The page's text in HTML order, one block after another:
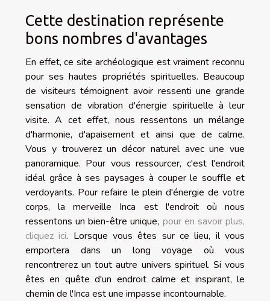
Cette destination représente
bons nombres d'avantages
En effet, ce site archéologique est vraiment reconnu
pour ses hautes propriétés spirituelles. Beaucoup
de visiteurs témoignent avoir ressenti une grande
sensation de vibration d'énergie spirituelle à leur
visite. A cet effet, nous ressentons un mélange
d'harmonie, d'apaisement et ainsi que de calme.
Vous y trouverez un décor naturel avec une vue
panoramique. Pour vous ressourcer, c'est l'endroit
idéal grâce à ses paysages à couper le souffle et
verdoyants. Pour refaire le plein d'énergie de votre
corps, la merveille Inca est l'endroit où nous
ressentons un bien-être unique, pour en savoir plus,
cliquez ici. Lorsque vous êtes sur ce lieu, il vous
emportera dans un long voyage où vous
rencontrerez un tout autre univers spirituel. Si vous
êtes en quête d'un endroit calme et inspirant, le
chemin de l'Inca est une impasse incontournable.